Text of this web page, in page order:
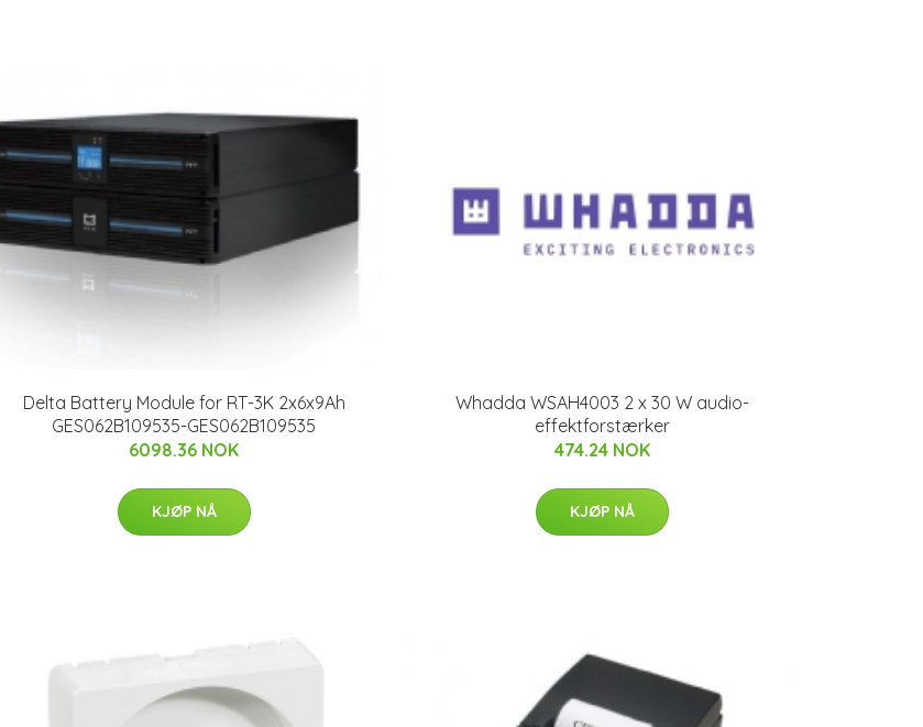
Delta Battery Module for RT-3K 2x6x9Ah
GES062B109535-GES062B109535
6098.36 NOK
KJØP NÅ
Whadda WSAH4003 2 x 30 W audio-
effektforstærker
474.24 NOK
KJØP NÅ